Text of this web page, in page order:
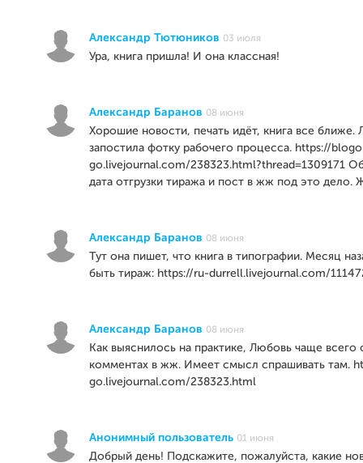
Александр Тютюников 03 июля
Ура, книга пришла! И она классная!
Александр Баранов 08 июня
Хорошие новости, печать идёт, книга все ближе.
запостила фотку рабочего процесса. https://
go.livejournal.com/238323.html?thread=1309171
дата отгрузки тиража и пост в жж под это дело.
Александр Баранов 08 июня
Тут она пишет, что книга в типографии. Месяц
быть тираж: https://ru-durrell.livejournal.com/
Александр Баранов 08 июня
Как выяснилось на практике, Любовь чаще всего
комментах в жж. Имеет смысл спрашивать там.
go.livejournal.com/238323.html
Анонимный пользователь 01 июня
Добрый день! Подскажите, пожалуйста, какие